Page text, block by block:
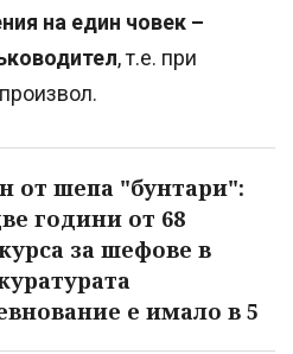
на един човек –
, т.е. при
от шепа "бунтари":
години от 68
за шефове в
е имало в 5